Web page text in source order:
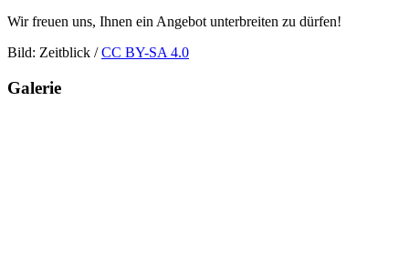
Wir freuen uns, Ihnen ein Angebot unterbreiten zu dürfen!
Bild: Zeitblick /CC BY-SA 4.0
Galerie